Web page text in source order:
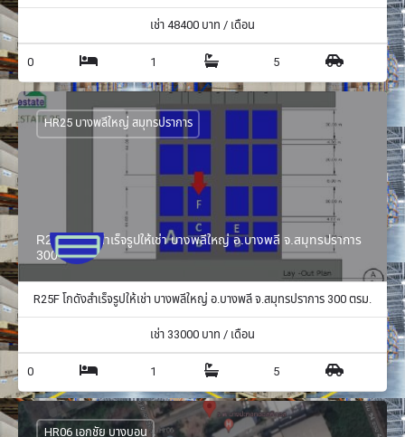
เช่า48400 บาท / เดือน
0 1 5
R25F โกดังสำเร็จรูปให้เช่า บางพลีใหญ่ อ.บางพลี จ.สมุทรปราการ
300 ตรม.
HR25 บางพลีใหญ่ สมุทรปราการ
R25F โกดังสำเร็จรูปให้เช่า บางพลีใหญ่ อ.บางพลี จ.สมุทรปราการ 300 ตรม.
เช่า 33000 บาท / เดือน
0 1 5
HR06 เอกชัย บางบอน